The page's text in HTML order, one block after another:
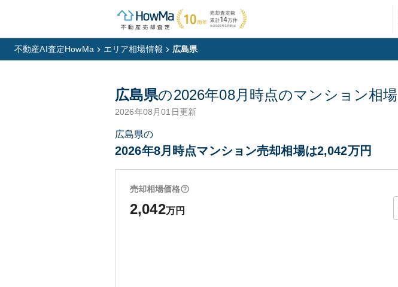
不動産AI査定HowMa エリア相場情報 広島県
広島県の2026年08月 時点のマンション相場
2026年08月01日更新
広島県の
2026年8月時点マンション売却相場は2,042万円
売却相場価格
2,042万円